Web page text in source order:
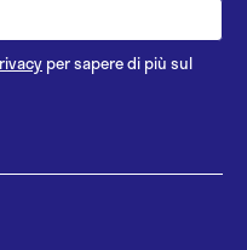
per sapere di più sul